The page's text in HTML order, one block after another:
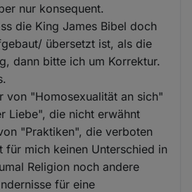
nur konsequent.
die King James Bibel doch
übersetzt ist, als die
dann bitte ich um Korrektur.
von "Homosexualität an sich"
Liebe", die nicht erwähnt
"Praktiken", die verboten
für mich keinen Unterschied in
Religion noch andere
für eine